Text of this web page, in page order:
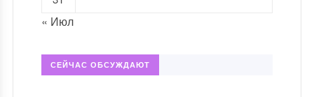
« Июл
СЕЙЧАС ОБСУЖДАЮТ